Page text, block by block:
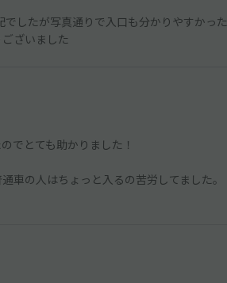
したが写真通りで入口も分かりやすかっ
ざいました
でとても助かりました！
車の人はちょっと入るの苦労してました。